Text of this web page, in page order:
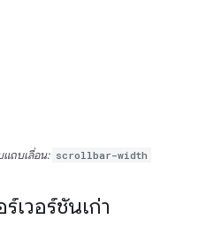
แถบเลื่อน: scrollbar-width
เวอร์ชันเก่า